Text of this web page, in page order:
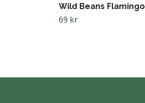
Wild Beans Flamingo
69 kr